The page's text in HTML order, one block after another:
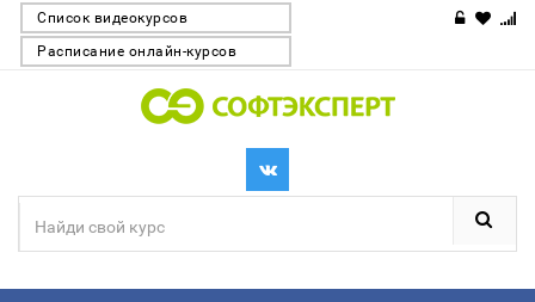
Список видеокурсов
Расписание онлайн-курсов